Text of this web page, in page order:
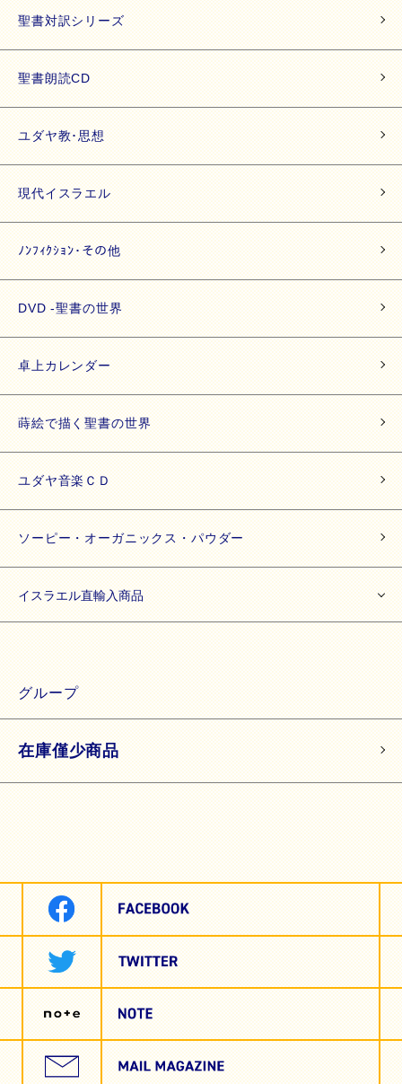
聖書対訳シリーズ
聖書朗読CD
ユダヤ教･思想
現代イスラエル
ﾉﾝﾌｨｸｼｮﾝ･その他
DVD -聖書の世界
卓上カレンダー
蒔絵で描く聖書の世界
ユダヤ音楽ＣＤ
ソーピー・オーガニックス・パウダー
イスラエル直輸入商品
グループ
在庫僅少商品